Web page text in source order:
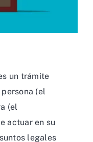
un trámite
(el
(el
actuar en su
legales